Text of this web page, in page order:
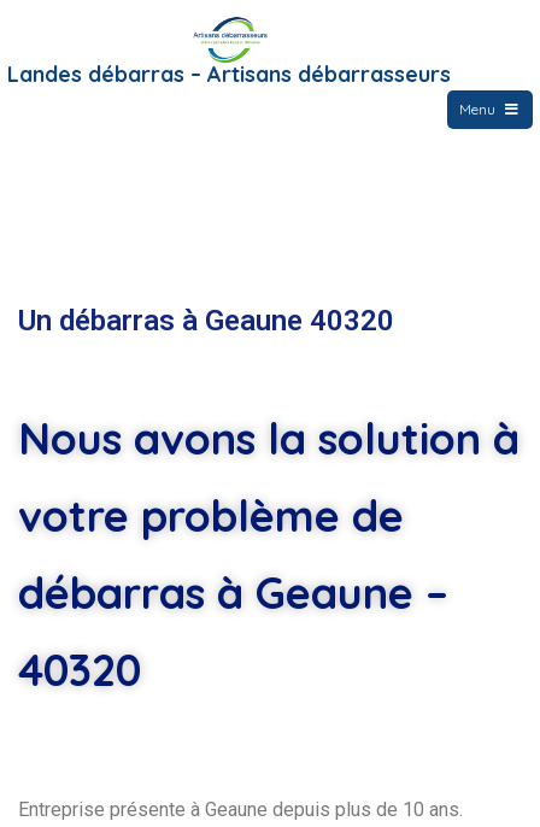
Landes débarras – Artisans débarrasseurs
Menu
Un débarras à Geaune 40320
Nous avons la solution à
votre problème de
débarras à Geaune –
40320
Entreprise présente à Geaune depuis plus de 10 ans.